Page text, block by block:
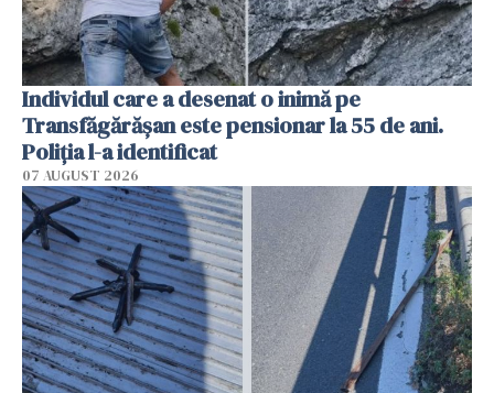
Individul care a desenat o inimă pe
Transfăgărășan este pensionar la 55 de ani.
Poliția l-a identificat
07 AUGUST 2026